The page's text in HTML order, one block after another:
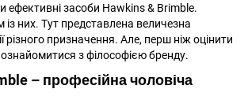
ефективні засоби Hawkins & Brimble.
них. Тут представлена величезна
різного призначення. Але, перш ніж оцінити
ознайомитися з філософією бренду.
– професійна чоловіча